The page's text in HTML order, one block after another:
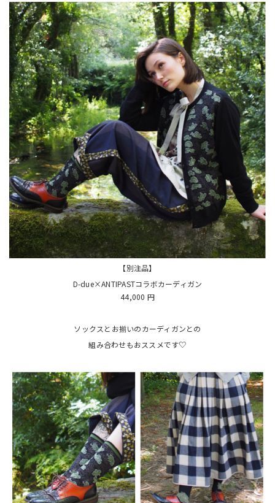
【別注品】
D-due×ANTIPASTコラボカーディガン
44,000 円
ソックスとお揃いのカーディガンとの
組み合わせもおススメです♡